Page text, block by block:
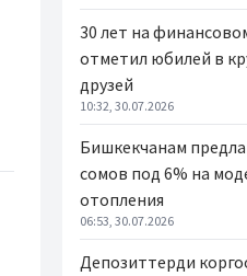
30 лет на
отметил юбилей в
друзей
10:32, 30.07.2026
Бишкекчанам
сомов под 6% на
отопления
06:53, 30.07.2026
Депозиттерди